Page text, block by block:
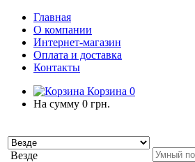
Главная
О компании
Интернет-магазин
Оплата и доставка
Контакты
Корзина 0
На сумму 0 грн.
Везде